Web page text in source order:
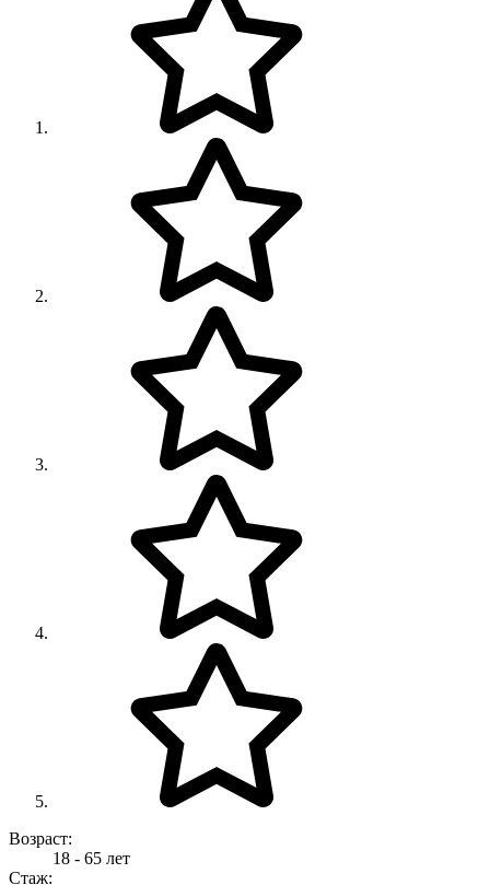
Возраст:
18 - 65 лет
Стаж: